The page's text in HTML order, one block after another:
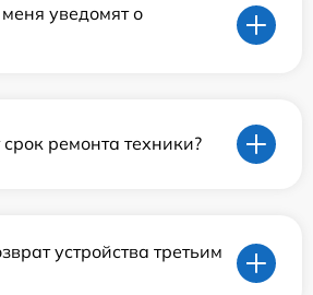
уведомят о
срок ремонта техники?
устройства третьим